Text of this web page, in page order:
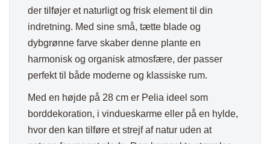
der tilføjer et naturligt og frisk element til din
indretning. Med sine små, tætte blade og
dybgrønne farve skaber denne plante en
harmonisk og organisk atmosfære, der passer
perfekt til både moderne og klassiske rum.
Med en højde på 28 cm er Pelia ideel som
borddekoration, i vindueskarme eller på en hylde,
hvor den kan tilføre et strejf af natur uden at